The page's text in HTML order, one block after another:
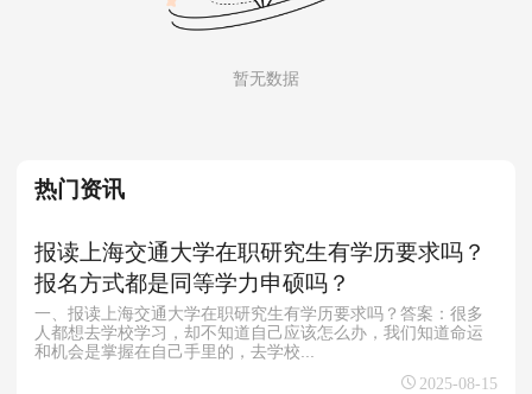
MTA旅游管理
院校库 考试报名 招生政策 学制学费
报名流程
考试真题
报考经验 招生简章
暂无数据
热门资讯
报读上海交通大学在职研究生有学历要求吗？
报名方式都是同等学力申硕吗？
一、报读上海交通大学在职研究生有学历要求吗？答案：很多
人都想去学校学习，却不知道自己应该怎么办，我们知道命运
和机会是掌握在自己手里的，去学校...
2025-08-15